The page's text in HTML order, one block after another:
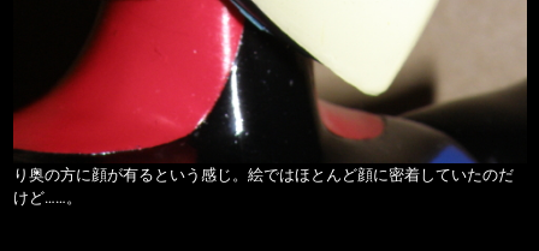
り奥の方に顔が有るという感じ。絵ではほとんど顔に密着していたのだ
けど……。